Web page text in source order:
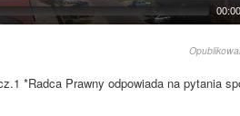
*Radca Prawny odpowiada na pytania